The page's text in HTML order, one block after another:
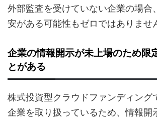
外部監査を受けていない企業の場合
安がある可能性もゼロではありませ
企業の情報開示が未上場のため限
とがある
株式投資型クラウドファンディング
企業を取り扱っているため、情報開